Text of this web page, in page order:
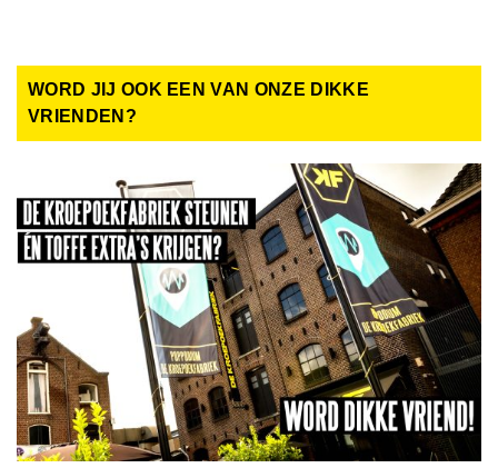
WORD JIJ OOK EEN VAN ONZE DIKKE
VRIENDEN?